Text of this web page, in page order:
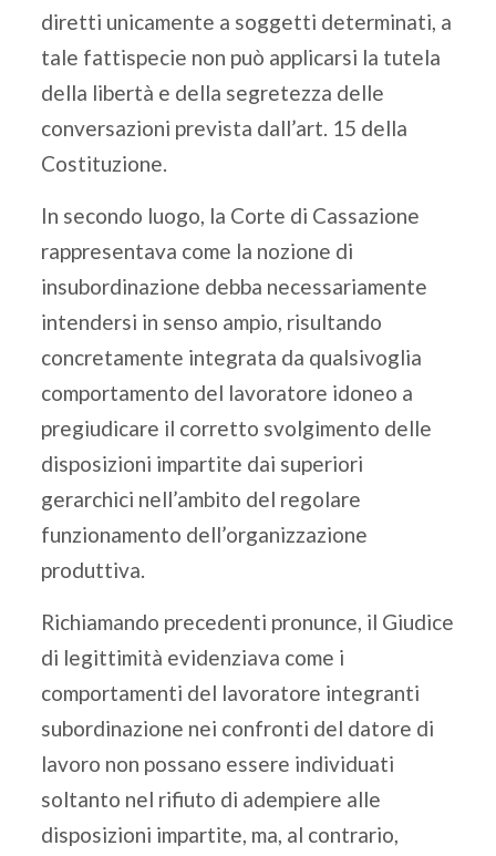
diretti unicamente a soggetti determinati, a
tale fattispecie non può applicarsi la tutela
della libertà e della segretezza delle
conversazioni prevista dall’art. 15 della
Costituzione.
In secondo luogo, la Corte di Cassazione
rappresentava come la nozione di
insubordinazione debba necessariamente
intendersi in senso ampio, risultando
concretamente integrata da qualsivoglia
comportamento del lavoratore idoneo a
pregiudicare il corretto svolgimento delle
disposizioni impartite dai superiori
gerarchici nell’ambito del regolare
funzionamento dell’organizzazione
produttiva.
Richiamando precedenti pronunce, il Giudice
di legittimità evidenziava come i
comportamenti del lavoratore integranti
subordinazione nei confronti del datore di
lavoro non possano essere individuati
soltanto nel rifiuto di adempiere alle
disposizioni impartite, ma, al contrario,